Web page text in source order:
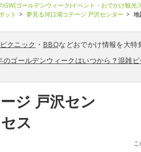
GW(ゴールデンウィーク)イベント・おでかけ観光
ット
夢見る河口湖コテージ 戸沢センター 地
ピクニック ・ BBQなどおでかけ情報を大特
のゴールデンウィークはいつから？混雑
ジ 戸沢セン
ス